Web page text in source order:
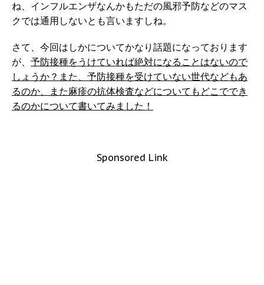
ね、インフルエンザなんかもただの風邪予防などのマス
クでは通用しないとも言いますしね。
さて、今回はしかについてかなり話題になっております
が、 予防接種をうけていれば絶対になることはないので
しょうか？また、予防接種を受けていない世代などもあ
るのか、また麻疹の抗体検査などについてもどこででき
るのかについて書いてみました！
Sponsored Link